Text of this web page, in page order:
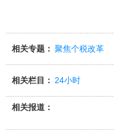
相关专题： 聚焦个税改革
相关栏目： 24小时
相关报道：